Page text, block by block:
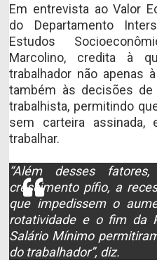
Em entrevista ao Valor
do Departamento
Estudos
Marcolino, credita à
trabalhador não apenas
também às decisões
trabalhista, permitindo
sem carteira assinada,
trabalhar.
“Além desses
crescimento pífio, a
que impedissem o
rotatividade e o fim da
Salário Mínimo
do trabalhador”, diz.